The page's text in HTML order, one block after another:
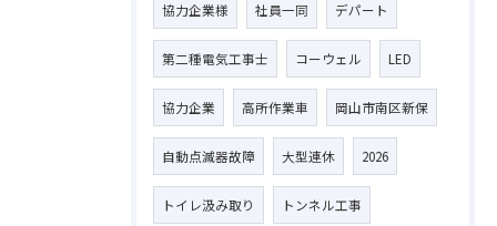
協力企業様 社員一同 デパート
第二種電気工事士 コーウェル LED
協力企業 高所作業車 岡山市南区新保
自動点滅器故障 大型連休 2026
トイレ汲み取り トンネル工事